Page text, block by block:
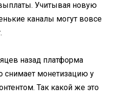
Учитывая новую
каналы могут вовсе
назад платформа
снимает монетизацию у
Так какой же это